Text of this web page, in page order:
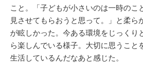
こと。「子どもが小さいのは一時のこ
見させてもらおうと思って。」と柔ら
が眩しかった。今ある環境をじっくり
ら楽しんでいる様子。大切に思うこと
生活しているんだなあと感じた。